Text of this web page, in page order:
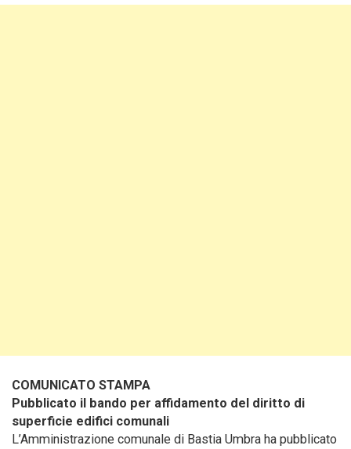
COMUNICATO STAMPA
Pubblicato il bando per affidamento del diritto di
superficie edifici comunali
L’Amministrazione comunale di Bastia Umbra ha pubblicato